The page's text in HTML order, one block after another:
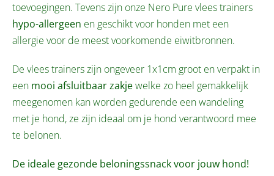
toevoegingen. Tevens zijn onze Nero Pure vlees trainers
hypo-allergeen en geschikt voor honden met een
allergie voor de meest voorkomende eiwitbronnen.
De vlees trainers zijn ongeveer 1x1cm groot en verpakt in
een mooi afsluitbaar zakjewelke zo heel gemakkelijk
meegenomen kan worden gedurende een wandeling
met je hond, ze zijn ideaal om je hond verantwoord mee
te belonen.
De ideale gezonde beloningssnack voor jouw hond!